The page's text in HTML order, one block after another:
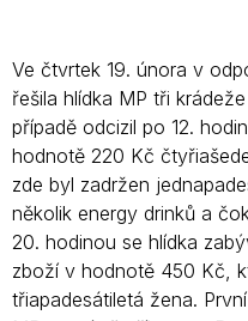
Ve čtvrtek 19. února v
řešila hlídka MP tři
případě odcizil po 12.
hodnotě 220 Kč
zde byl zadržen
několik energy drinků a
20. hodinou se hlídka
zboží v hodnotě 450 Kč,
třiapadesátiletá žena.